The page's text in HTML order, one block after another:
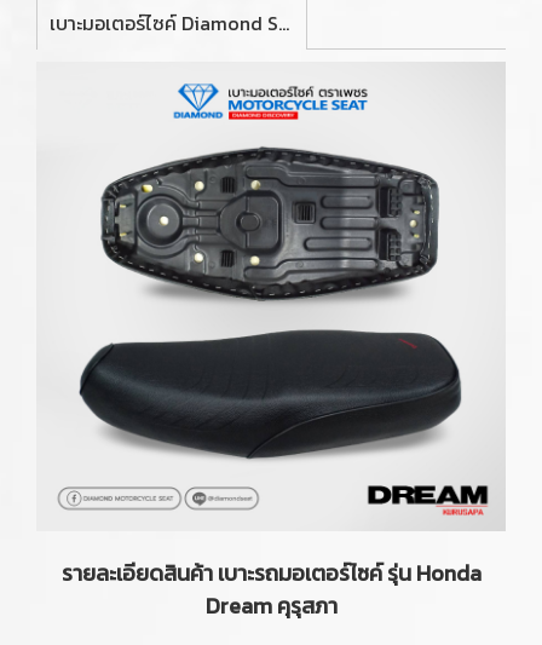
เบาะมอเตอร์ไซค์ Diamond Seat สำหรับรถจักรยานยนต์ รุ่น Honda Dream คุรุสภา
รายละเอียดสินค้า เบาะรถมอเตอร์ไซค์ รุ่น Honda
Dream คุรุสภา